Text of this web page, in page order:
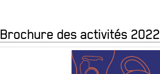
Brochure des activités